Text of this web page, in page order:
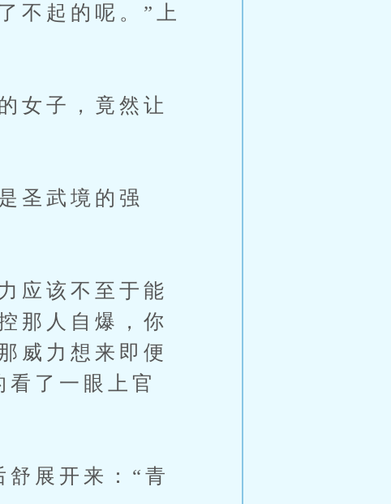
不起的呢。”上
女子，竟然让
圣武境的强
应该不至于能
那人自爆，你
威力想来即便
了一眼上官
展开来：“青